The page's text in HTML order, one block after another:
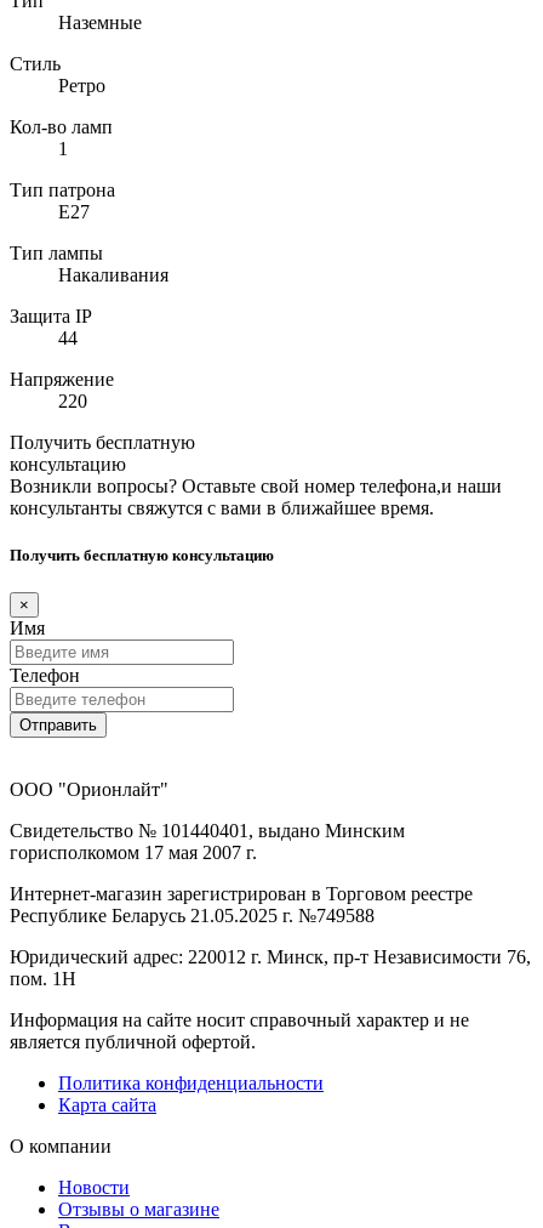
Наземные
Стиль
Ретро
Кол-во ламп
1
Тип патрона
E27
Тип лампы
Накаливания
Защита IP
44
Напряжение
220
Получить бесплатную
консультацию
Возникли вопросы? Оставьте свой номер телефона,и наши
консультанты свяжутся с вами в ближайшее время.
Получить бесплатную консультацию
×
Имя
Телефон
Отправить
ООО "Орионлайт"
Свидетельство № 101440401, выдано Минским
горисполкомом 17 мая 2007 г.
Интернет-магазин зарегистрирован в Торговом реестре
Республике Беларусь 21.05.2025 г. №749588
Юридический адрес: 220012 г. Минск, пр-т Независимости 76,
пом. 1Н
Информация на сайте носит справочный характер и не
является публичной офертой.
Политика конфиденциальности
Карта сайта
О компании
Новости
Отзывы о магазине